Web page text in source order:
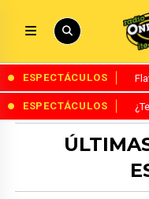
ESPECTÁCULOS
ESPECTÁCULOS